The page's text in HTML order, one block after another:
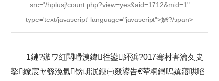
src="/hplusj/count.php?view=yes&aid=1712&mid=1"
type='text/javascript' language="javascript">娆?/span>
1鏈?鏃ワ紝闆嗗洟鍏徃鍙紑浜?017骞村害瀹夊叏
鐜繚宸ヤ綔浼氳锛岄泦鍥㈠叕鍙告€荤粡鐞嗚嫃寤哄啗